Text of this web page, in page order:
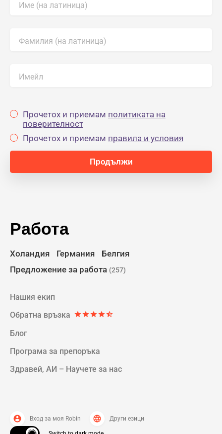
Име (на латиница)
Фамилия (на латиница)
Имейл
Прочетох и приемам политиката на
поверителност
Прочетох и приемам правила и условия
Работа
Холандия Германия
Белгия
Предложение за работа (257)
Нашия екип
Обратна връзка starstarstarstarstar_half
Блог
Програма за прeпоръка
Здравей, AИ – Научете за нас
account_circle Вход за моя Robin language Други езици